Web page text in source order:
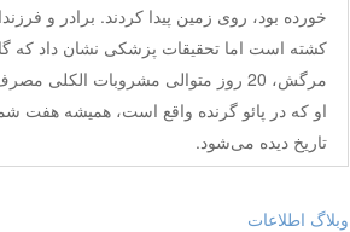
خورده بود، روی زمین پیدا کردند. برادر و
کشته است اما تحقیقات پزشکی نشان داد که
مرگش، 20 روز متوالی مشروبات
او که در پائو گرنده واقع است، همیشه هفت
تاریخ دیده می‌شود.
وبلاگ اطلاعات